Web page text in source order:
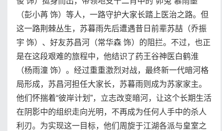
（彭小苒 饰）等人，一路守护大家长踏上医治之路。但
这一路荆棘丛生，苏暮雨先后遭遇昔日前辈苏喆（乔振
宇 饰）、好友苏昌河（常华森 饰）的阻拦。不过，也正
是在这段艰难的旅程中，他结识了药王谷神医白鹤淮
（杨雨潼 饰）。经过重重激烈对战，最终新一代暗河格
局形成，苏昌河担任大家长，苏暮雨则成为苏家家主。
他们怀揣着“彼岸计划”，立志改变暗河，让这个长期生活
在阴影中的组织走向光明，不再成为任何人手中的杀人
利刃。为实现这一目标，他们周旋于江湖各派与皇室之